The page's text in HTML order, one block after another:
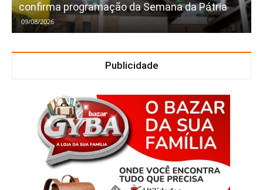
confirma programação da Semana da Pátria
09/08/2026
Publicidade